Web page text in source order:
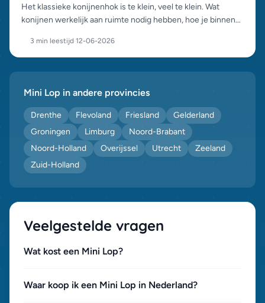
Het klassieke konijnenhok is te klein, veel te klein. Wat
konijnen werkelijk aan ruimte nodig hebben, hoe je binnen
3 min leestijd·12-06-2026
Mini Lop in andere provincies
Drenthe Flevoland Friesland
Gelderland
Groningen
Limburg
Noord-Brabant
Noord-Holland
Overijssel Utrecht
Zeeland
Zuid-Holland
Veelgestelde vragen
Wat kost een Mini Lop?
Waar koop ik een Mini Lop in Nederland?